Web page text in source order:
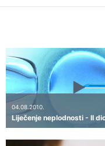
04.08.2010.
Liječenje neplodnosti - II